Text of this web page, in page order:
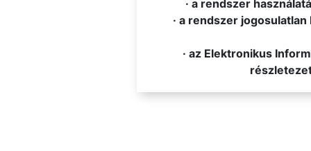
· a rendszer
· a rendszer
· az Elektronikus